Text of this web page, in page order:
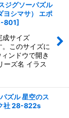
グソーパズル
ヨシマサ） エポ
801]
成サイズ
このサイズに
ンドウで開き
ーズ名 イラス
ズル 星空のス
社 28-822s